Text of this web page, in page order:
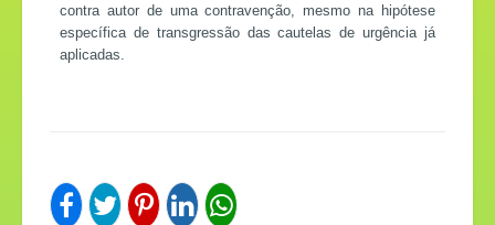
contra autor de uma contravenção, mesmo na hipótese
específica de transgressão das cautelas de urgência já
aplicadas.